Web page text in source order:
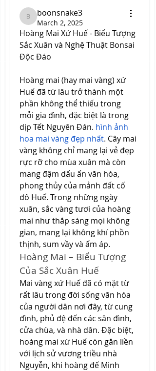
boonsnake3
boonsnake3
March 2, 2025
Hoàng Mai Xứ Huế - Biểu Tượng
Sắc Xuân và Nghệ Thuật Bonsai
Độc Đáo
Hoàng mai (hay mai vàng) xứ
Huế đã từ lâu trở thành một
phần không thể thiếu trong
mỗi gia đình, đặc biệt là trong
dịp Tết Nguyên Đán. hình ảnh
hoa mai vàng đẹp nhất. Cây mai
vàng không chỉ mang lại vẻ đẹp
rực rỡ cho mùa xuân mà còn
mang đậm dấu ấn văn hóa,
phong thủy của mảnh đất cố
đô Huế. Trong những ngày
xuân, sắc vàng tươi của hoàng
mai như thắp sáng mọi không
gian, mang lại không khí phồn
thịnh, sum vầy và ấm áp.
Hoàng Mai – Biểu Tượng
Của Sắc Xuân Huế
Mai vàng xứ Huế đã có mặt từ
rất lâu trong đời sống văn hóa
của người dân nơi đây, từ cung
đình, phủ đệ đến các sân đình,
cửa chùa, và nhà dân. Đặc biệt,
hoàng mai xứ Huế còn gắn liền
với lịch sử vương triều nhà
Nguyễn, khi hoàng đế Minh